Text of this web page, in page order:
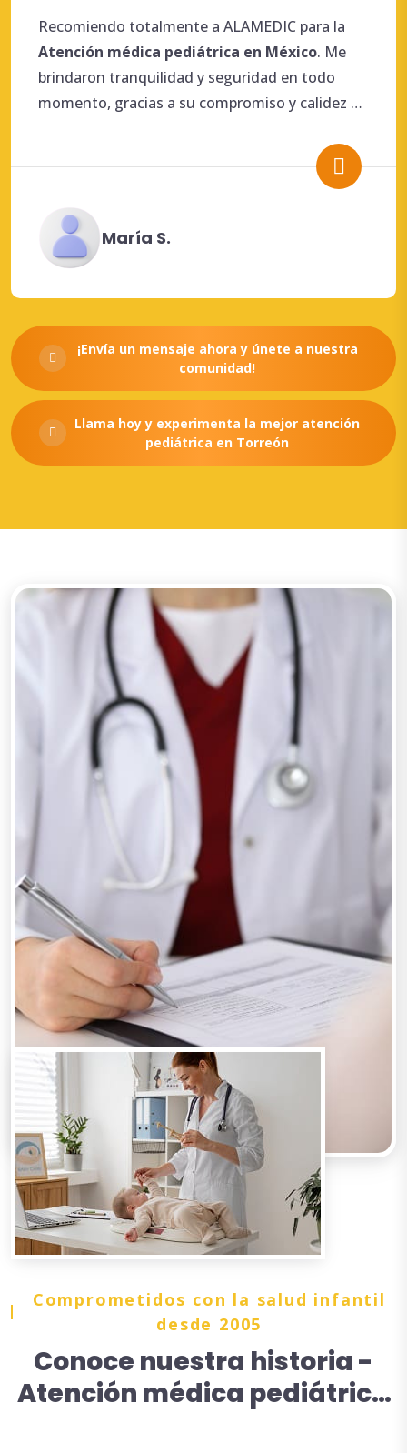
Recomiendo totalmente a ALAMEDIC para la
Atención médica pediátrica en México. Me
brindaron tranquilidad y seguridad en todo
momento, gracias a su compromiso y calidez en
María S.
¡Envía un mensaje ahora y únete a nuestra
comunidad!
Llama hoy y experimenta la mejor atención
pediátrica en Torreón
Comprometidos con la salud infantil
desde 2005
Conoce nuestra historia -
Atención médica pediátrica